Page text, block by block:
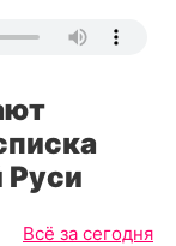
Руси
Всё за сегодня